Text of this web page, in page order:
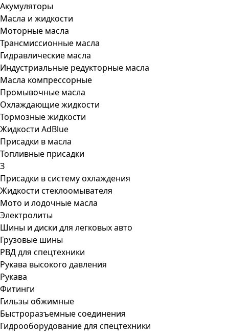
Акумуляторы
Масла и жидкости
Моторные масла
Трансмиссионные масла
Гидравлические масла
Индустриальные редукторные масла
Масла компрессорные
Промывочные масла
Охлаждающие жидкости
Тормозные жидкости
Жидкости AdBlue
Присадки в масла
Топливные присадки
З
Присадки в систему охлаждения
Жидкости стеклоомывателя
Мото и лодочные масла
Электролиты
Шины и диски для легковых авто
Грузовые шины
РВД для спецтехники
Рукава высокого давления
Рукава
Фитинги
Гильзы обжимные
Быстроразъемные соединения
Гидрооборудование для спецтехники